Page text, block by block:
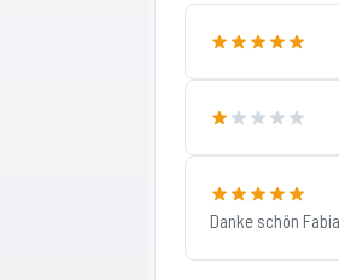
Danke schön